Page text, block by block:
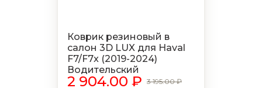
Коврик резиновый в
салон 3D LUX для Haval
F7/F7x (2019-2024)
Водительский
2 904.00 ₽ 3 195.00 ₽